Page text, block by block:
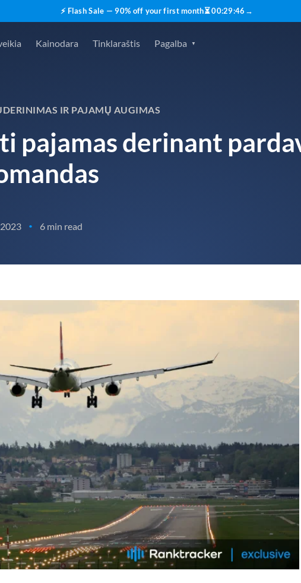
⚡ Flash Sale — 90% off your first month⏳00:29:45 →
Kainodara Tinklaraštis Pagalba
IR PAJAMŲ AUGIMAS
pajamas derinant
• 6 min read